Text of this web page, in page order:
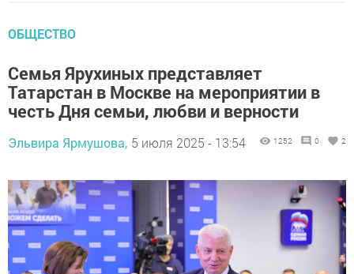
ОБЩЕСТВО
Семья Ярухиных представляет
Татарстан в Москве на мероприятии в
честь Дня семьи, любви и верности
Эльвира Ярмушова, 5 июля 2025 - 13:54 1252 0 2